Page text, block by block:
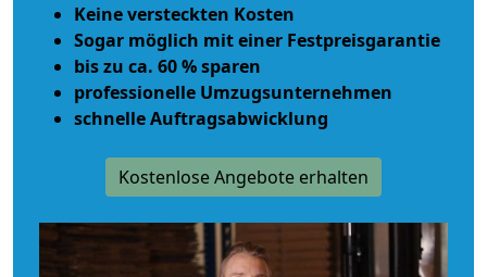
Keine versteckten Kosten
Sogar möglich mit einer Festpreisgarantie
bis zu ca. 60 % sparen
professionelle Umzugsunternehmen
schnelle Auftragsabwicklung
Kostenlose Angebote erhalten